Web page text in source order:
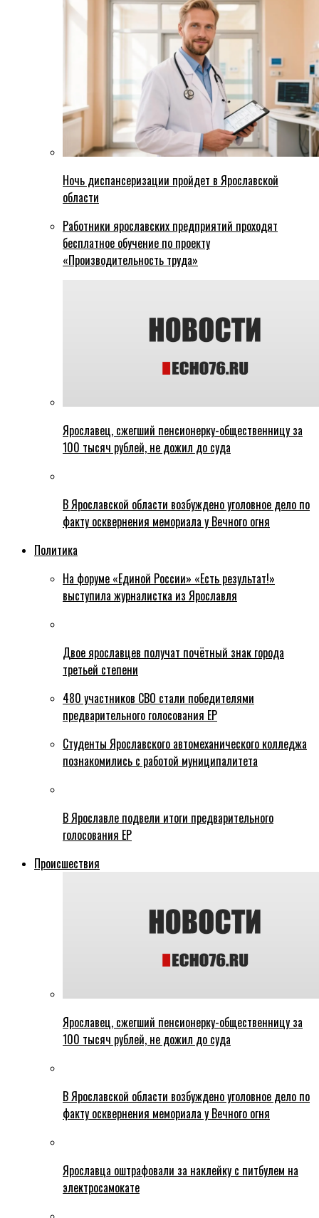
Ночь диспансеризации пройдет в Ярославской
области
Работники ярославских предприятий проходят
бесплатное обучение по проекту
«Производительность труда»
Ярославец, сжегший пенсионерку-общественницу за
100 тысяч рублей, не дожил до суда
В Ярославской области возбуждено уголовное дело по
факту осквернения мемориала у Вечного огня
Политика
На форуме «Единой России» «Есть результат!»
выступила журналистка из Ярославля
Двое ярославцев получат почётный знак города
третьей степени
480 участников СВО стали победителями
предварительного голосования ЕР
Студенты Ярославского автомеханического колледжа
познакомились с работой муниципалитета
В Ярославле подвели итоги предварительного
голосования ЕР
Происшествия
Ярославец, сжегший пенсионерку-общественницу за
100 тысяч рублей, не дожил до суда
В Ярославской области возбуждено уголовное дело по
факту осквернения мемориала у Вечного огня
Ярославца оштрафовали за наклейку с питбулем на
электросамокате